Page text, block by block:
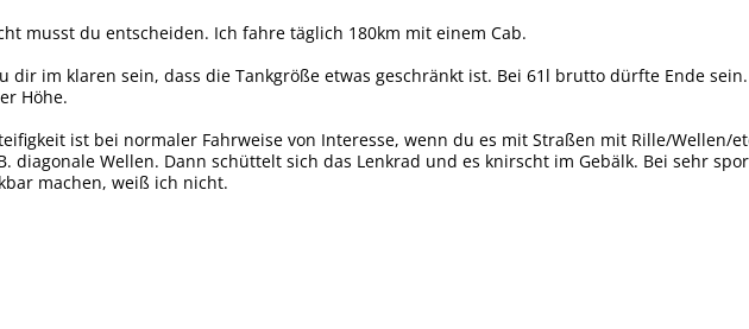
musst du entscheiden. Ich fahre täglich 180km mit einem Cab.
dir im klaren sein, dass die Tankgröße etwas geschränkt ist. Bei 61l brutto dürfte Ende
Höhe.
ist bei normaler Fahrweise von Interesse, wenn du es mit Straßen mit Rille/Wellen/
diagonale Wellen. Dann schüttelt sich das Lenkrad und es knirscht im Gebälk. Bei sehr
machen, weiß ich nicht.